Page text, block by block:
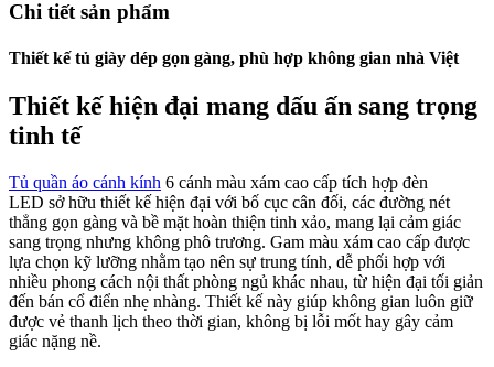
Chi tiết sản phẩm
Thiết kế tủ giày dép gọn gàng, phù hợp không gian nhà Việt
Thiết kế hiện đại mang dấu ấn sang trọng
tinh tế
Tủ quần áo cánh kính 6 cánh màu xám cao cấp tích hợp đèn
LED sở hữu thiết kế hiện đại với bố cục cân đối, các đường nét
thẳng gọn gàng và bề mặt hoàn thiện tinh xảo, mang lại cảm giác
sang trọng nhưng không phô trương. Gam màu xám cao cấp được
lựa chọn kỹ lưỡng nhằm tạo nên sự trung tính, dễ phối hợp với
nhiều phong cách nội thất phòng ngủ khác nhau, từ hiện đại tối giản
đến bán cổ điển nhẹ nhàng. Thiết kế này giúp không gian luôn giữ
được vẻ thanh lịch theo thời gian, không bị lỗi mốt hay gây cảm
giác nặng nề.